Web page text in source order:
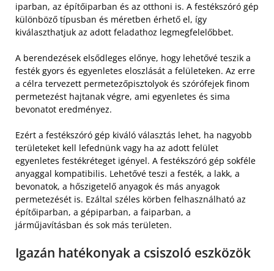
iparban, az építőiparban és az otthoni is. A festékszóró gép
különböző típusban és méretben érhető el, így
kiválaszthatjuk az adott feladathoz legmegfelelőbbet.
A berendezések elsődleges előnye, hogy lehetővé teszik a
festék gyors és egyenletes eloszlását a felületeken. Az erre
a célra tervezett permetezőpisztolyok és szórófejek finom
permetezést hajtanak végre, ami egyenletes és sima
bevonatot eredményez.
Ezért a festékszóró gép kiváló választás lehet, ha nagyobb
területeket kell lefednünk vagy ha az adott felület
egyenletes festékréteget igényel. A festékszóró gép sokféle
anyaggal kompatibilis. Lehetővé teszi a festék, a lakk, a
bevonatok, a hőszigetelő anyagok és más anyagok
permetezését is. Ezáltal széles körben felhasználható az
építőiparban, a gépiparban, a faiparban, a
járműjavításban és sok más területen.
Igazán hatékonyak a csiszoló eszközök